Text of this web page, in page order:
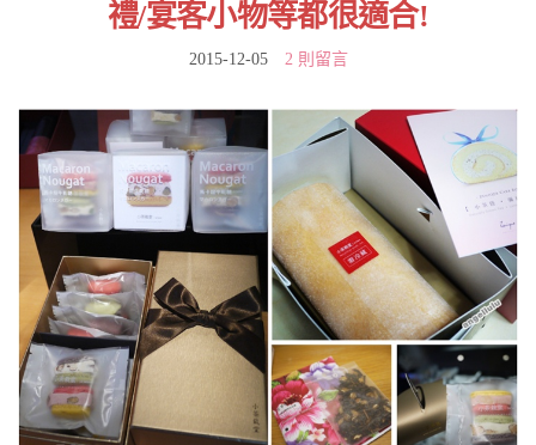
禮/宴客小物等都很適合!
2015-12-05 2 則留言